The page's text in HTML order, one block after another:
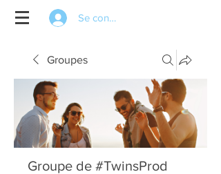
Se connecter
Groupes
Groupe de #TwinsProd